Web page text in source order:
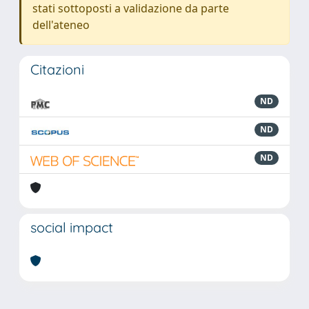
stati sottoposti a validazione da parte
dell'ateneo
Citazioni
ND
ND
ND
social impact